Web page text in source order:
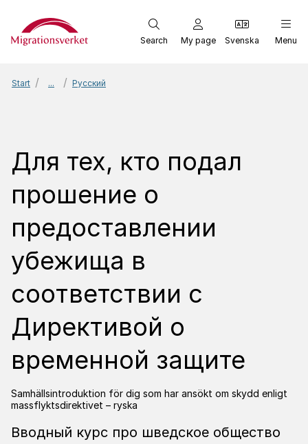
Start
Search My page Svenska Menu
Start ... Русский
Для тех, кто подал
прошение о
предоставлении
убежища в
соответствии с
Директивой о
временной защите
Samhällsintroduktion för dig som har ansökt om skydd enligt
massflyktsdirektivet – ryska
Вводный курс про шведское общество